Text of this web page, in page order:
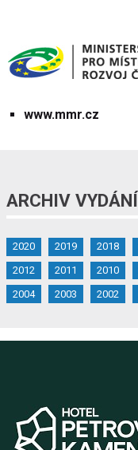
www.mmr.cz
ARCHIV VYDÁNÍ
2020 2019 2018
2012
2011 2010
2004
2003 2002